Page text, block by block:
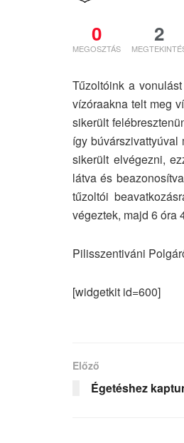
0
MEGOSZTÁS
2
Tűzoltóink a
vízóraakna telt meg
sikerült
így
sikerült elvégezni,
látva és
tűzoltói
végeztek, majd 6 óra
Pilisszentiváni
[widgetkit id=600]
Előző
Égetéshez